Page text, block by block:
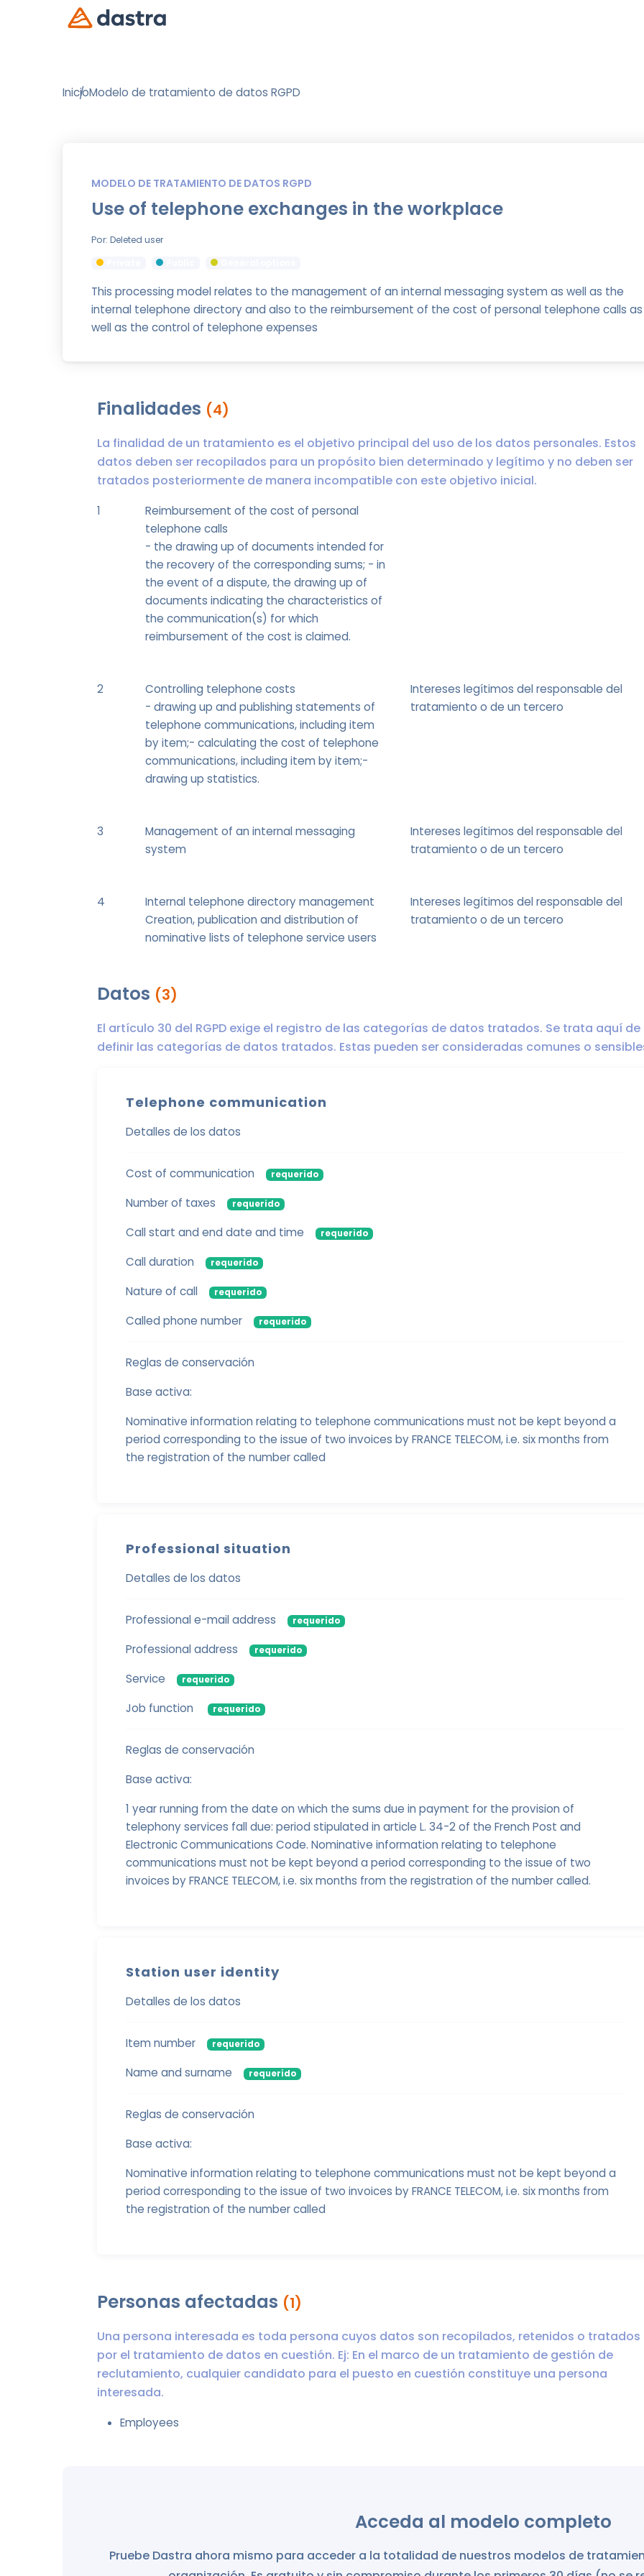
InicioModelo de tratamiento de datos RGPD
MODELO DE TRATAMIENTO DE DATOS RGPD
Use of telephone exchanges in the workplace
Por: Deleted user
This processing model relates to the management of an internal messaging system as well as the
internal telephone directory and also to the reimbursement of the cost of personal telephone calls as
well as the control of telephone expenses
Finalidades (4)
La finalidad de un tratamiento es el objetivo principal del uso de los datos personales. Estos
datos deben ser recopilados para un propósito bien determinado y legítimo y no deben ser
tratados posteriormente de manera incompatible con este objetivo inicial.
1
Reimbursement of the cost of personal
telephone calls
- the drawing up of documents intended for
the recovery of the corresponding sums; - in
the event of a dispute, the drawing up of
documents indicating the characteristics of
the communication(s) for which
reimbursement of the cost is claimed.
2
Controlling telephone costs
- drawing up and publishing statements of
telephone communications, including item
by item;- calculating the cost of telephone
communications, including item by item;-
drawing up statistics.
Intereses legítimos del responsable del
tratamiento o de un tercero
3
Management of an internal messaging
system
Intereses legítimos del responsable del
tratamiento o de un tercero
4
Internal telephone directory management
Creation, publication and distribution of
nominative lists of telephone service users
Intereses legítimos del responsable del
tratamiento o de un tercero
Datos (3)
El artículo 30 del RGPD exige el registro de las categorías de datos tratados. Se trata aquí de
definir las categorías de datos tratados. Estas pueden ser consideradas comunes o
Telephone communication
Detalles de los datos
Cost of communication requerido
Number of taxes requerido
Call start and end date and time requerido
Call duration requerido
Nature of call requerido
Called phone number requerido
Reglas de conservación
Base activa:
Nominative information relating to telephone communications must not be kept beyond a
period corresponding to the issue of two invoices by FRANCE TELECOM, i.e. six months from
the registration of the number called
Professional situation
Detalles de los datos
Professional e-mail address requerido
Professional address requerido
Service requerido
Job function requerido
Reglas de conservación
Base activa:
1 year running from the date on which the sums due in payment for the provision of
telephony services fall due: period stipulated in article L. 34-2 of the French Post and
Electronic Communications Code. Nominative information relating to telephone
communications must not be kept beyond a period corresponding to the issue of two
invoices by FRANCE TELECOM, i.e. six months from the registration of the number called.
Station user identity
Detalles de los datos
Item number requerido
Name and surname requerido
Reglas de conservación
Base activa:
Nominative information relating to telephone communications must not be kept beyond a
period corresponding to the issue of two invoices by FRANCE TELECOM, i.e. six months from
the registration of the number called
Personas afectadas (1)
Una persona interesada es toda persona cuyos datos son recopilados, retenidos o tratados
por el tratamiento de datos en cuestión. Ej: En el marco de un tratamiento de gestión de
reclutamiento, cualquier candidato para el puesto en cuestión constituye una persona
interesada.
Employees
Acceda al modelo completo
Pruebe Dastra ahora mismo para acceder a la totalidad de nuestros modelos de